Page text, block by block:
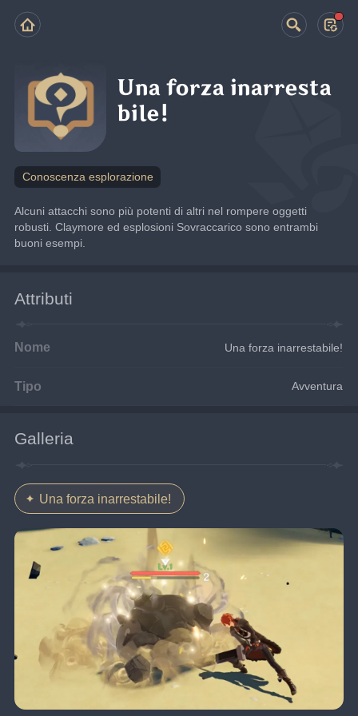
Una forza inarresta
bile!
Conoscenza esplorazione
Alcuni attacchi sono più potenti di altri nel rompere oggetti
robusti. Claymore ed esplosioni Sovraccarico sono entrambi
buoni esempi.
Attributi
Nome Una forza inarrestabile!
Tipo Avventura
Galleria
Una forza inarrestabile!